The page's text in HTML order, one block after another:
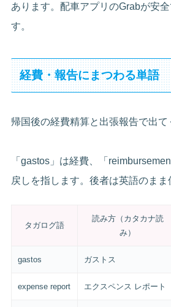
あります。配車アプリのGrabが安
す。
経費・報告にまつわる単語
帰国後の経費精算と出張報告で出て
「gastos」は経費、「
戻しを指します。後者は英語のまま
タガログ語
読み方（カタカナ読
み）
gastos ガストス
expense report エクスペンス レポート